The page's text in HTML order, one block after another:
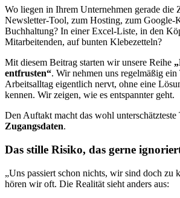
Wo liegen in Ihrem Unternehmen gerade die
Newsletter-Tool, zum Hosting, zum Google-
Buchhaltung? In einer Excel-Liste, in den
Mitarbeitenden, auf bunten Klebezetteln?
Mit diesem Beitrag starten wir unsere Reihe
entfrusten“. Wir nehmen uns regelmäßig
Arbeitsalltag eigentlich nervt, ohne eine
kennen. Wir zeigen, wie es entspannter geht.
Den Auftakt macht das wohl unterschätzteste
Zugangsdaten.
Das stille Risiko, das gerne
„Uns passiert schon nichts, wir sind doch zu
hören wir oft. Die Realität sieht anders aus: